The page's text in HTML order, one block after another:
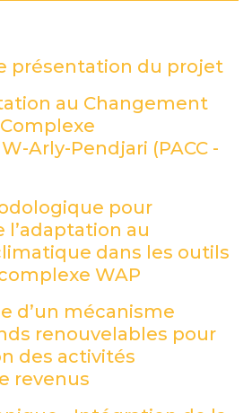
présentation du projet
au Changement
Arly-Pendjari (PACC -
pour
l’adaptation au
dans les outils
WAP
d’un mécanisme
renouvelables pour
des activités
revenus